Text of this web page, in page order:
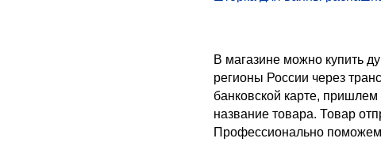
шторки cezares pratico
шторки aquanet
шторка для ванной 100
шторка на ванну rgw screens
В магазине можно купить
регионы России через
банковской карте,
название товара. Товар
Профессионально